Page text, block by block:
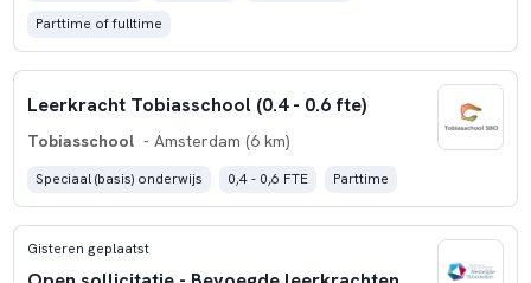
Parttime of fulltime
Leerkracht Tobiasschool (0.4 - 0.6 fte)
Tobiasschool - Amsterdam (6 km)
Speciaal (basis) onderwijs 0,4 - 0,6 FTE Parttime
Gisteren geplaatst